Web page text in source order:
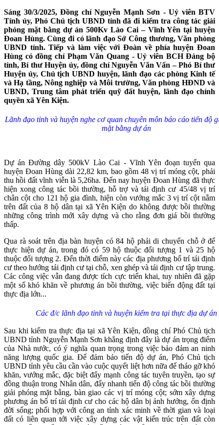
Sáng 30/3/2025, Đồng chí Nguyễn Mạnh Sơn - Uỷ viên BTV
Tỉnh ủy, Phó Chủ tịch UBND tỉnh đã đi kiểm tra công tác giải
phóng mặt bằng dự án 500Kv Lào Cai – Vĩnh Yên tại huyện
Đoan Hùng. Cùng đi có lãnh đạo Sở Công thương, Văn phòng
UBND tỉnh. Tiếp và làm việc với Đoàn về phía huyện Đoan
Hùng có đồng chí Phạm Văn Quang - Uỷ viên BCH Đảng bộ
tỉnh, Bí thư Huyện ủy, đồng chí Nguyễn Văn Vấn – Phó Bí thư
Huyện ủy, Chủ tịch UBND huyện, lãnh đạo các phòng Kinh tế
và Hạ tầng, Nông nghiệp và Môi trường, Văn phòng HĐND và
UBND, Trung tâm phát triển quỹ đất huyện, lãnh đạo chính
quyền xã Yên Kiện.
Lãnh đạo tỉnh và huyện nghe cơ quan chuyên môn báo cáo tiến độ
mặt bằng dự án
Dự án Đường dây 500kV Lào Cai - Vĩnh Yên đoạn tuyến qua
huyện Đoan Hùng dài 22,82 km, bao gồm 48 vị trí móng cột, phải
thu hồi đất vĩnh viễn là 5,26ha. Đến nay huyện Đoan Hùng đã thực
hiện xong công tác bồi thường, hỗ trợ và tái định cư 45/48 vị trí
chân cột cho 121 hộ gia đình, hiện còn vướng mắc 3 vị trí cột nằm
trên đất của 8 hộ dân tại xã Yên Kiện do không được bồi thường
những công trình mới xây dựng và cho rằng đơn giá bồi thường
thấp.
Qua rà soát trên địa bàn huyện có 84 hộ phải di chuyển chỗ ở để
thực hiện dự án, trong đó có 59 hộ thuộc đối tượng 1 và 25 hộ
thuộc đối tượng 2. Đến thời điểm này các địa phương bố trí tái định
cư theo hướng tái định cư tại chỗ, xen ghép và tái định cư tập trung.
Các công việc vẫn đang được tích cực triển khai, tuy nhiên đã gặp
một số khó khăn về phương án bồi thường, việc biến động đất tại
thực địa lớn...
Các đ/c lãnh đạo tỉnh và huyện kiểm tra tại thực địa dự án
Sau khi kiểm tra thực địa tại xã Yên Kiện, đồng chí Phó Chủ tịch
UBND tỉnh Nguyễn Mạnh Sơn khẳng định đây là dự án trọng điểm
của Nhà nước, có ý nghĩa quan trọng trong việc bảo đảm an ninh
năng lượng quốc gia. Để đảm bảo tiến độ dự án, Phó Chủ tịch
UBND tỉnh yêu cầu cần vào cuộc quyết liệt hơn nữa để tháo gỡ khó
khăn, vướng mắc, đặc biệt đẩy mạnh công tác tuyên truyền, tạo sự
đồng thuận trong Nhân dân, đẩy nhanh tiến độ công tác bồi thường
giải phóng mặt bằng, bàn giao các vị trí móng cột; sớm xây dựng
phương án bố trí tái định cư cho các hộ dân bị ảnh hưởng, ổn định
đời sống; phối hợp với công an tỉnh xác minh về thời gian và loại
đất có liên quan tới việc xây dựng các vật kiến trúc trên đất còn